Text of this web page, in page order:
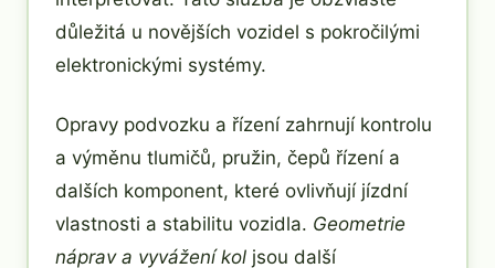
důležitá u novějších vozidel s pokročilými
elektronickými systémy.
Opravy podvozku a řízení zahrnují kontrolu
a výměnu tlumičů, pružin, čepů řízení a
dalších komponent, které ovlivňují jízdní
vlastnosti a stabilitu vozidla. Geometrie
náprav a vyvážení kol jsou další